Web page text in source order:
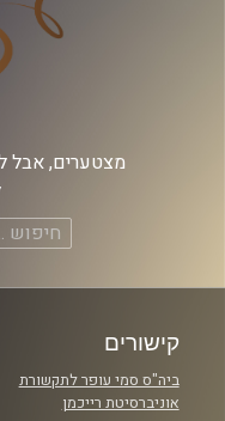
מצטערים, אבל
קישורים
ביה"ס סמי עופר לתקשורת
אוניברסיטת רייכמן